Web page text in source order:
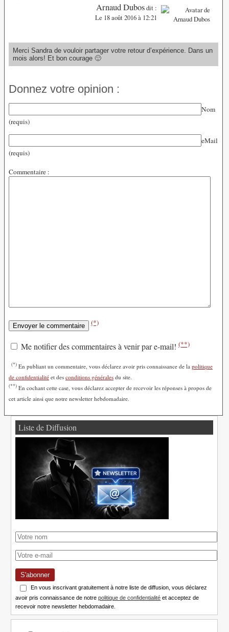
Arnaud Dubosdit :
Le 18 août 2016 à 12:21
Merci Sandra de vouloir partager votre retour d’expérience. Dans un
mois alors! Et bon courage 🙂
Donnez votre opinion :
Nom
(requis)
eMail
(requis)
Commentaire :
(*)
Me notifier des commentaires à venir par e-mail! (**)
(*) En publiant un commentaire, vous déclarez avoir pris connaissance de la politique
de confidentialité et des conditions générales du site.
(**) En cochant cette case, vous déclarez accepter de recevoir les réponses à propos de
cet article ainsi que notre newsletter hebdomadaire.
Liste de Diffusion
S'abonner
En vous inscrivant gratuitement à notre liste de diffusion, vous déclarez
avoir pris connaissance de notrepolitique de confidentialité et acceptez de
recevoir notre newsletter hebdomadaire.